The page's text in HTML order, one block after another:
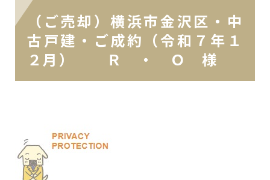
（ご売却）横浜市金沢区・中
古戸建・ご成約（令和７年１
２月） Ｒ ・ Ｏ 様